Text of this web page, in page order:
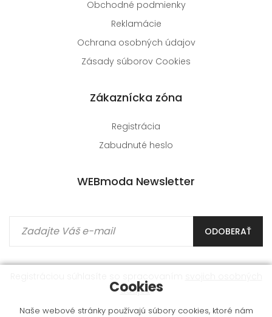
Obchodné podmienky
Reklamácie
Ochrana osobných údajov
Zásady súborov Cookies
Zákaznícka zóna
Registrácia
Zabudnuté heslo
WEBmoda Newsletter
ODOBERAŤ
údajov.
Cookies
Naše webové stránky používajú súbory cookies, ktoré nám